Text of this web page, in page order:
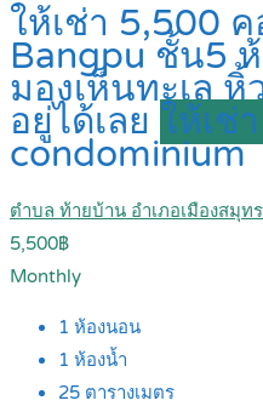
ให้เช่า 5,500
Bangpu ชั้น5
มองเห็นทะเล หิ้
อยู่ได้เลย ให้เช่
condominium
ตำบล ท้ายบ้าน อำเภอเมืองสมุท
5,500฿
Monthly
1 ห้องนอน
1 ห้องน้ำ
25 ตารางเมตร